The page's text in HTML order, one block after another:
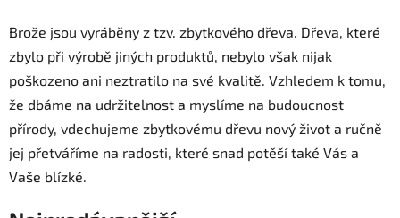
Brože jsou vyráběny z tzv. zbytkového dřeva. Dřeva, které
zbylo při výrobě jiných produktů, nebylo však nijak
poškozeno ani neztratilo na své kvalitě. Vzhledem k tomu,
že dbáme na udržitelnost a myslíme na budoucnost
přírody, vdechujeme zbytkovému dřevu nový život a ručně
jej přetváříme na radosti, které snad potěší také Vás a
Vaše blízké.